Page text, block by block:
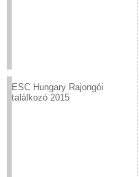
ESC Hungary Rajongói
találkozó 2015